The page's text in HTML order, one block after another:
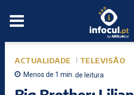
ACTUALIDADE TELEVISÃO
Menos de 1 min. de leitura